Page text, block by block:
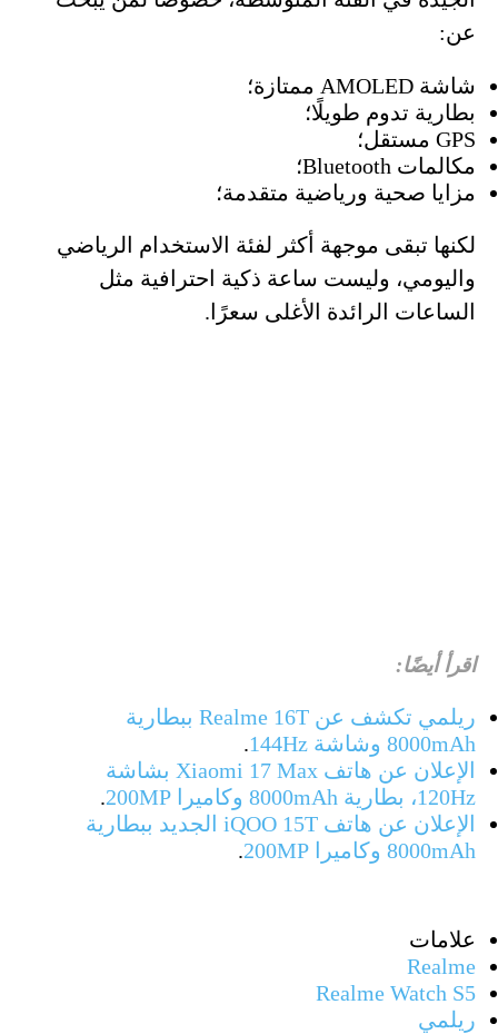
عن:
شاشة AMOLED ممتازة؛
بطارية تدوم طويلًا؛
GPS مستقل؛
مكالمات Bluetooth؛
مزايا صحية ورياضية متقدمة؛
لكنها تبقى موجهة أكثر لفئة الاستخدام الرياضي
واليومي، وليست ساعة ذكية احترافية مثل
الساعات الرائدة الأغلى سعرًا.
اقرأ أيضًا:
ريلمي تكشف عن Realme 16T ببطارية
8000mAh وشاشة 144Hz
.
الإعلان عن هاتف Xiaomi 17 Max بشاشة
120Hz، بطارية 8000mAh وكاميرا 200MP
.
الإعلان عن هاتف iQOO 15T الجديد ببطارية
8000mAh وكاميرا 200MP
.
علامات
Realme
Realme Watch S5
ريلمي